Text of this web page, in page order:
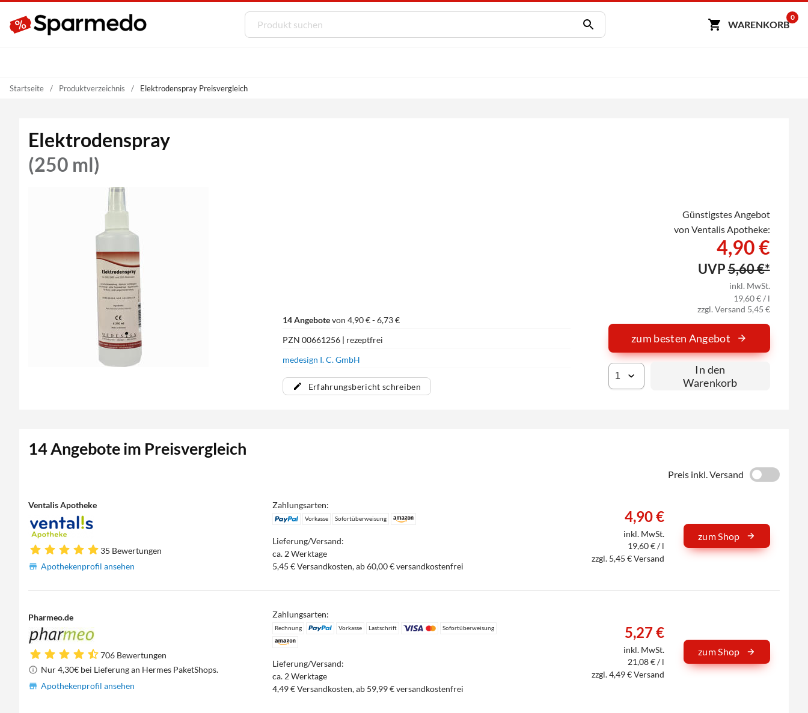
WARENKORB
0
Startseite Produktverzeichnis Elektrodenspray Preisvergleich
Elektrodenspray
(250 ml)
14 Angebotevon 4,90 € - 6,73 €
PZN 00661256 | rezeptfrei
medesign I. C. GmbH
Erfahrungsbericht schreiben
Günstigstes Angebot
von Ventalis Apotheke:
4,90 €
UVP5,60 €*
inkl. MwSt.
19,60 € / l
zzgl. Versand 5,45 €
zum besten Angebot
In den
Warenkorb
14 Angebote im Preisvergleich
Preis inkl. Versand
Ventalis Apotheke
35 Bewertungen
Apothekenprofil ansehen
Zahlungsarten:
Vorkasse Sofortüberweisung
Lieferung/Versand:
ca. 2 Werktage
5,45 € Versandkosten, ab 60,00 € versandkostenfrei
4,90 €
inkl. MwSt.
19,60 € / l
zzgl. 5,45 € Versand
zum Shop
Pharmeo.de
706 Bewertungen
Nur 4,30€ bei Lieferung an Hermes PaketShops.
Apothekenprofil ansehen
Zahlungsarten:
Rechnung Vorkasse Lastschrift Sofortüberweisung
Lieferung/Versand:
ca. 2 Werktage
4,49 € Versandkosten, ab 59,99 € versandkostenfrei
5,27 €
inkl. MwSt.
21,08 € / l
zzgl. 4,49 € Versand
zum Shop